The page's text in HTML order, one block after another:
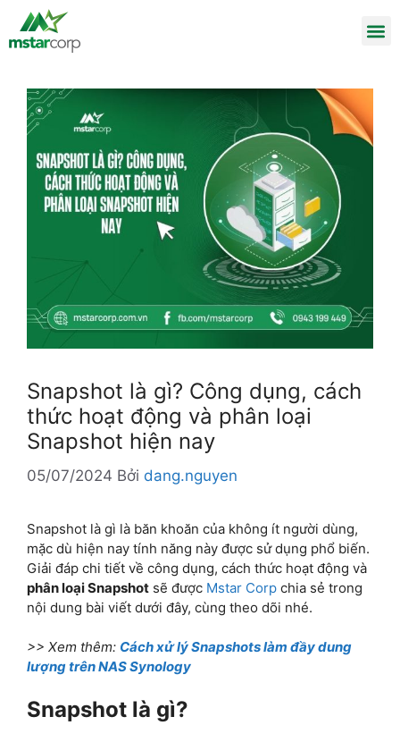
Snapshot là gì? Công dụng, cách
thức hoạt động và phân loại
Snapshot hiện nay
05/07/2024 Bởi dang.nguyen
Snapshot là gì là băn khoăn của không ít người dùng,
mặc dù hiện nay tính năng này được sử dụng phổ biến.
Giải đáp chi tiết về công dụng, cách thức hoạt động và
phân loại Snapshot sẽ được Mstar Corp chia sẻ trong
nội dung bài viết dưới đây, cùng theo dõi nhé.
>> Xem thêm: Cách xử lý Snapshots làm đầy dung
lượng trên NAS Synology
Snapshot là gì?